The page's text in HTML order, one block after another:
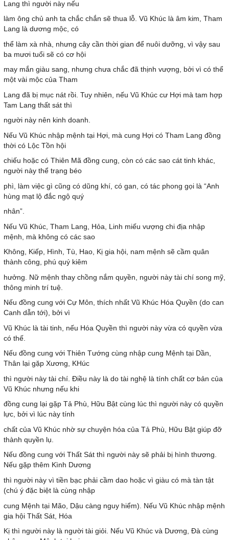
Lang thì người này nếu
làm ông chủ anh ta chắc chắn sẽ thua lỗ. Vũ Khúc là âm kim, Tham
Lang là dương mộc, có
thể làm xà nhà, nhưng cây cần thời gian để nuôi dưỡng, vì vậy sau
ba mươi tuổi sẽ có cơ hội
may mắn giàu sang, nhưng chưa chắc đã thịnh vượng, bởi vì có thể
một vài mộc của Tham
Lang đã bị mục nát rồi. Tuy nhiên, nếu Vũ Khúc cư Hợi mà tam hợp
Tam Lang thất sát thì
người này nên kinh doanh.
Nếu Vũ Khúc nhập mệnh tại Hợi, mà cung Hợi có Tham Lang đồng
thời có Lộc Tồn hội
chiếu hoặc có Thiên Mã đồng cung, còn có các sao cát tinh khác,
người này thể trạng béo
phì, làm việc gì cũng có dũng khí, có gan, có tác phong gọi là “Anh
hùng mạt lộ đắc ngộ quý
nhân”.
Nếu Vũ Khúc, Tham Lang, Hỏa, Linh miếu vượng chi địa nhập
mệnh, mà không có các sao
Không, Kiếp, Hình, Tù, Hao, Kị gia hội, nam mệnh sẽ cầm quân
thành công, phú quý kiêm
hưởng. Nữ mệnh thay chồng nắm quyền, người này tài chí song mỹ,
thông minh trí tuệ.
Nếu đồng cung với Cự Môn, thích nhất Vũ Khúc Hóa Quyền (do can
Canh dẫn tới), bởi vì
Vũ Khúc là tài tinh, nếu Hóa Quyền thì người này vừa có quyền vừa
có thế.
Nếu đồng cung với Thiên Tướng cùng nhập cung Mệnh tại Dần,
Thân lại gặp Xương, KHúc
thì người này tài chí. Điều này là do tài nghệ là tính chất cơ bản của
Vũ Khúc nhưng nếu khi
đồng cung lại gặp Tả Phù, Hữu Bật cùng lúc thì người này có quyền
lực, bởi vì lúc này tính
chất của Vũ Khúc nhờ sự chuyện hóa của Tả Phù, Hữu Bật giúp đỡ
thành quyền lụ.
Nếu đồng cung với Thất Sát thì người này sẽ phải bị hình thương.
Nếu gặp thêm Kình Dương
thì người này vì tiền bạc phải cầm dao hoặc vì giàu có mà tàn tật
(chú ý đặc biệt là cùng nhập
cung Mệnh tại Mão, Dậu càng nguy hiểm). Nếu Vũ Khúc nhập mệnh
gia hội Thất Sát, Hóa
Kị thì người này là người tài giỏi. Nếu Vũ Khúc và Dương, Đà cùng